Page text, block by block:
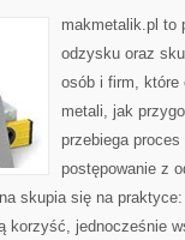
makmetalik.pl to
odzysku oraz
osób i firm, które
metali, jak
przebiega proces
postępowanie z
skupia się na
korzyść, jednocześnie